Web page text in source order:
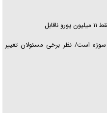
است/ نظر برخی مسئولان تغییر